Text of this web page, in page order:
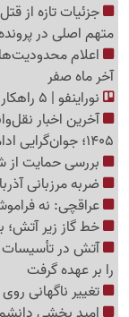
جزئیات تازه از
متهم اصلی در
اعلام
آخر ماه صفر
نوراینفو | 5 راهکار ساده برای خواب بهتر در تابستان
1405؛ جوان‌گرایی ادامه دارد
بررسی حمایت از
ضربه مرزبانی
عراقچی: نه
خط گاز زیر
آتش در تأسیسات
را بر عهده گرفت
تغییر ناگهانی